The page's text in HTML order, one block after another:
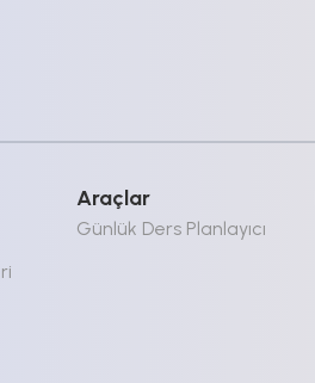
Araçlar
Günlük Ders Planlayıcı